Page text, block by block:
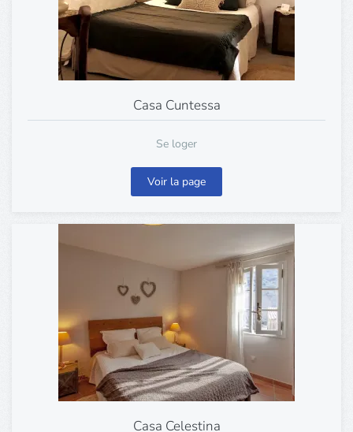
Casa Cuntessa
Se loger
Voir la page
Casa Celestina